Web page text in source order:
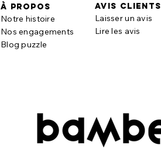
à propos
Notre histoire
Nos engagements
Blog puzzle
AVIS CLIENTS
Laisser un avis
Lire les avis